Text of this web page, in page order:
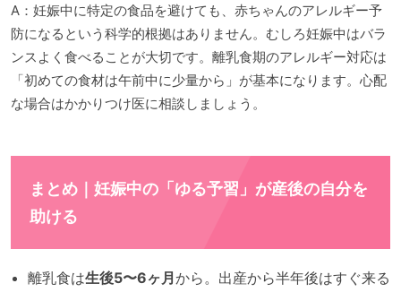
A：妊娠中に特定の食品を避けても、赤ちゃんのアレルギー予
防になるという科学的根拠はありません。むしろ妊娠中はバラ
ンスよく食べることが大切です。離乳食期のアレルギー対応は
「初めての食材は午前中に少量から」が基本になります。心配
な場合はかかりつけ医に相談しましょう。
まとめ｜妊娠中の「ゆる予習」が産後の自分を
助ける
離乳食は生後5〜6ヶ月から。出産から半年後はすぐ来る